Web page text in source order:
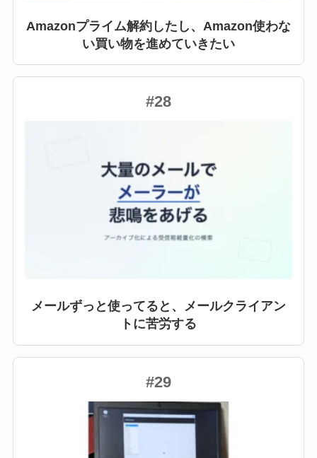
Amazonプライム解約したし、Amazon使わな
い買い物を進めていきたい
#28
メールずっと使ってると、メールクライアン
トに苦労する
#29